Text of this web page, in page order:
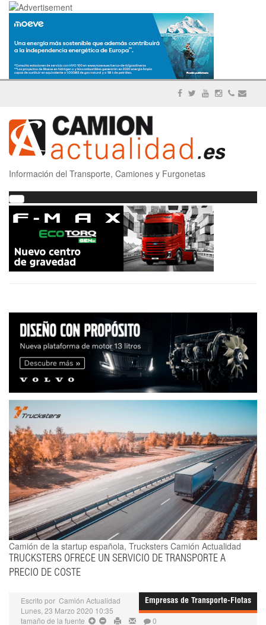
Información del Transporte, Camiones y Furgonetas
Camión de la startup española, Trucksters Camión Actualidad
TRUCKSTERS OFRECE UN SERVICIO DE TRANSPORTE A
PRECIO DE COSTE
Empresas de Transporte-Flotas
Escrito por Camión Actualidad
Lunes, 23 Marzo 2020 10:35
tamaño de la fuente
0